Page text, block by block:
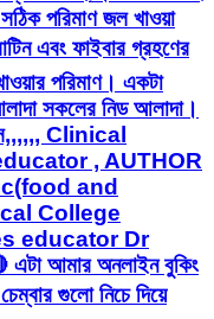
পরিমাণ জল খাওয়া
এবং ফাইবার গ্রহণের
পরিমাণ। একটা
সকলের নিড আলাদা।
Clinical
, AUTHOR
and
College
educator Dr
আমার অনলাইন বুকিং
গুলো নিচে দিয়ে